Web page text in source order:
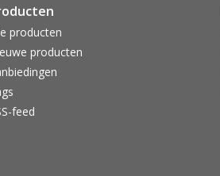
producten
producten
feed